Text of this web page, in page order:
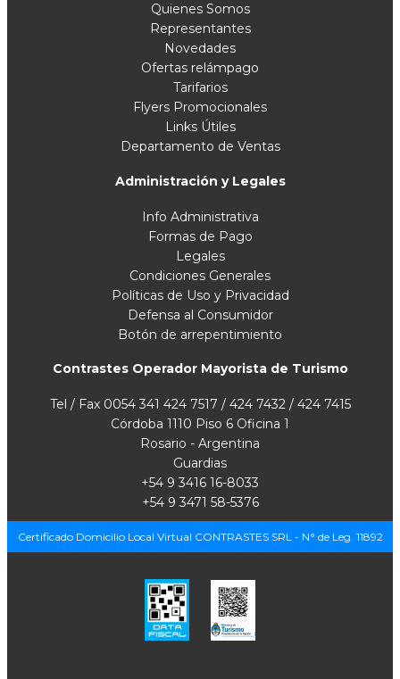
Quienes Somos
Representantes
Novedades
Ofertas relámpago
Tarifarios
Flyers Promocionales
Links Útiles
Departamento de Ventas
Administración y Legales
Info Administrativa
Formas de Pago
Legales
Condiciones Generales
Políticas de Uso y Privacidad
Defensa al Consumidor
Botón de arrepentimiento
Contrastes Operador Mayorista de Turismo
Tel / Fax 0054 341 424 7517 / 424 7432 / 424 7415
Córdoba 1110 Piso 6 Oficina 1
Rosario - Argentina
Guardias
+54 9 3416 16-8033
+54 9 3471 58-5376
Certificado Domicilio Local Virtual CONTRASTES SRL - N° de Leg. 11892